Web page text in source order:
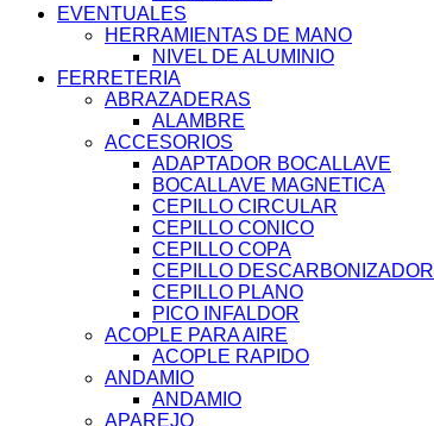
EVENTUALES
HERRAMIENTAS DE MANO
NIVEL DE ALUMINIO
FERRETERIA
ABRAZADERAS
ALAMBRE
ACCESORIOS
ADAPTADOR BOCALLAVE
BOCALLAVE MAGNETICA
CEPILLO CIRCULAR
CEPILLO CONICO
CEPILLO COPA
CEPILLO DESCARBONIZADOR
CEPILLO PLANO
PICO INFALDOR
ACOPLE PARA AIRE
ACOPLE RAPIDO
ANDAMIO
ANDAMIO
APAREJO